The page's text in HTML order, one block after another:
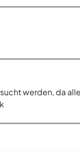
werden, da